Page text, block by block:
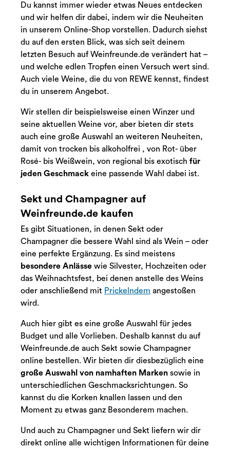
Du kannst immer wieder etwas Neues entdecken
und wir helfen dir dabei, indem wir die Neuheiten
in unserem Online-Shop vorstellen. Dadurch siehst
du auf den ersten Blick, was sich seit deinem
letzten Besuch auf Weinfreunde.de verändert hat –
und welche edlen Tropfen einen Versuch wert sind.
Auch viele Weine, die du von REWE kennst, findest
du in unserem Angebot.
Wir stellen dir beispielsweise einen Winzer und
seine aktuellen Weine vor, aber bieten dir stets
auch eine große Auswahl an weiteren Neuheiten,
damit von trocken bis alkoholfrei , von Rot- über
Rosé- bis Weißwein, von regional bis exotisch für
jeden Geschmack eine passende Wahl dabei ist.
Sekt und Champagner auf
Weinfreunde.de kaufen
Es gibt Situationen, in denen Sekt oder
Champagner die bessere Wahl sind als Wein – oder
eine perfekte Ergänzung. Es sind meistens
besondere Anlässe wie Silvester, Hochzeiten oder
das Weihnachtsfest, bei denen anstelle des Weins
oder anschließend mit Prickelndem angestoßen
wird.
Auch hier gibt es eine große Auswahl für jedes
Budget und alle Vorlieben. Deshalb kannst du auf
Weinfreunde.de auch Sekt sowie Champagner
online bestellen. Wir bieten dir diesbezüglich eine
große Auswahl von namhaften Marken sowie in
unterschiedlichen Geschmacksrichtungen. So
kannst du die Korken knallen lassen und den
Moment zu etwas ganz Besonderem machen.
Und auch zu Champagner und Sekt liefern wir dir
direkt online alle wichtigen Informationen für deine